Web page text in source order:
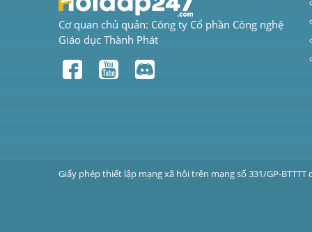
Cơ quan chủ quản: Công ty Cổ phần Công nghệ
Giáo dục Thành Phát
Giấy phép thiết lập mạng xã hội trên mạng số 331/GP-